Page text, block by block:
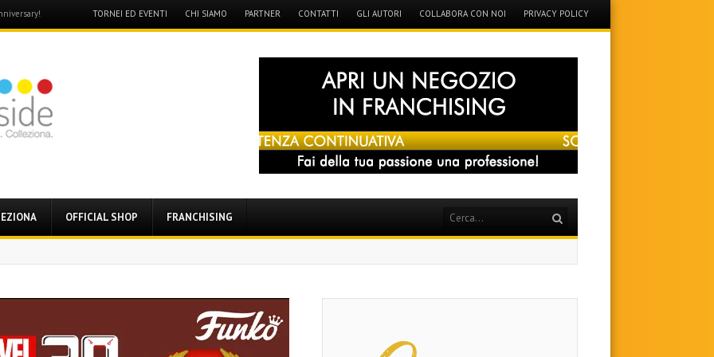
Menu
Skip
to
TORNEI ED EVENTI CHI SIAMO PARTNER CONTATTI GLI AUTORI COLLABORA CON NOI PRIVACY POLICY
OFFICIAL SHOP FRANCHISING Search